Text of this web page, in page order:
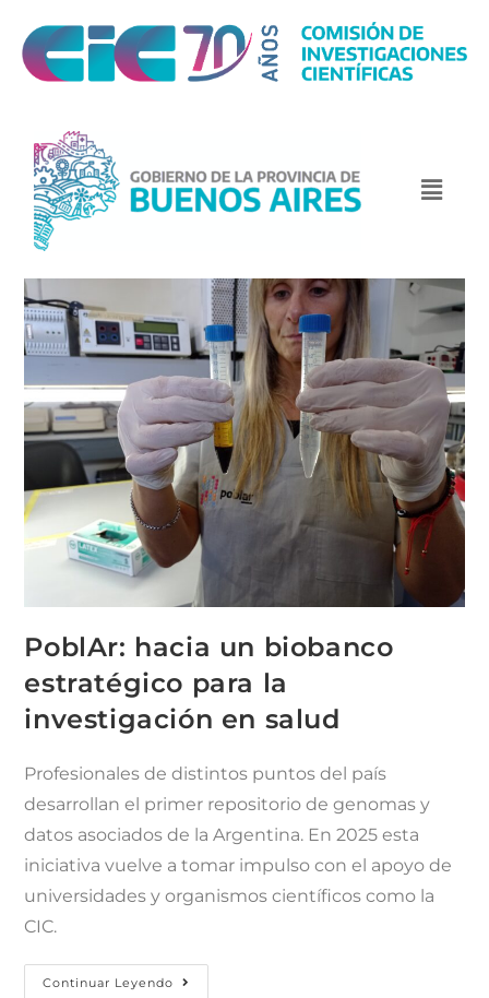
PoblAr: hacia un biobanco
estratégico para la
investigación en salud
Profesionales de distintos puntos del país
desarrollan el primer repositorio de genomas y
datos asociados de la Argentina. En 2025 esta
iniciativa vuelve a tomar impulso con el apoyo de
universidades y organismos científicos como la
CIC.
Continuar Leyendo